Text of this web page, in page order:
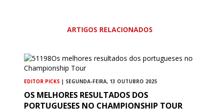
ARTIGOS RELACIONADOS
EDITOR PICKS | SEGUNDA-FEIRA, 13 OUTUBRO 2025
OS MELHORES RESULTADOS DOS
PORTUGUESES NO CHAMPIONSHIP TOUR